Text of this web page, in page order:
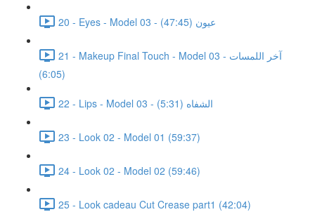
20 - Eyes - Model 03 - عيون (47:45)
21 - Makeup Final Touch - Model 03 - آخر اللمسات
(6:05)
22 - Lips - Model 03 - الشفاه (5:31)
23 - Look 02 - Model 01 (59:37)
24 - Look 02 - Model 02 (59:46)
25 - Look cadeau Cut Crease part1 (42:04)